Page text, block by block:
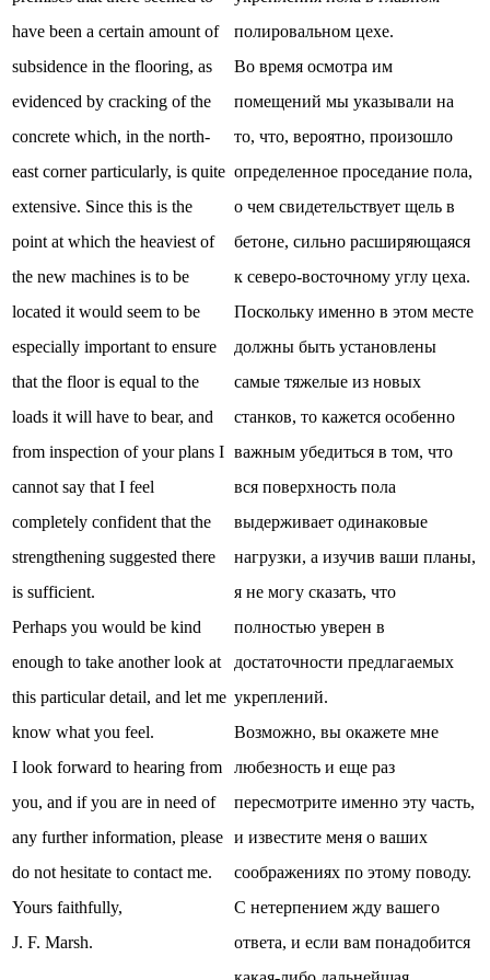
have been a certain amount of
subsidence in the flooring, as
evidenced by cracking of the
concrete which, in the north-
east corner particularly, is quite
extensive. Since this is the
point at which the heaviest of
the new machines is to be
located it would seem to be
especially important to ensure
that the floor is equal to the
loads it will have to bear, and
from inspection of your plans I
cannot say that I feel
completely confident that the
strengthening suggested there
is sufficient.
Perhaps you would be kind
enough to take another look at
this particular detail, and let me
know what you feel.
I look forward to hearing from
you, and if you are in need of
any further information, please
do not hesitate to contact me.
Yours faithfully,
J. F. Marsh.
полировальном цехе.
Во время осмотра им
помещений мы указывали на
то, что, вероятно, произошло
определенное проседание пола,
о чем свидетельствует щель в
бетоне, сильно расширяющаяся
к северо-восточному углу цеха.
Поскольку именно в этом месте
должны быть установлены
самые тяжелые из новых
станков, то кажется особенно
важным убедиться в том, что
вся поверхность пола
выдерживает одинаковые
нагрузки, а изучив ваши планы,
я не могу сказать, что
полностью уверен в
достаточности предлагаемых
укреплений.
Возможно, вы окажете мне
любезность и еще раз
пересмотрите именно эту часть,
и известите меня о ваших
соображениях по этому поводу.
С нетерпением жду вашего
ответа, и если вам понадобится